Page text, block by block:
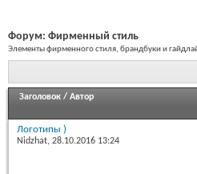
Форум: Фирменный стиль
Элементы фирменного стиля, брандбуки и
Заголовок / Автор
Логотипы )
Nidzhat, 28.10.2016 13:24